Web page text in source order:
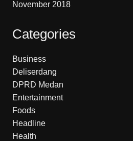
November 2018
Categories
Business
Deliserdang
DPRD Medan
Entertainment
Foods
Headline
Health